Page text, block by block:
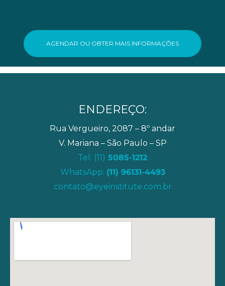
AGENDAR OU OBTER MAIS INFORMAÇÕES
ENDEREÇO:
Rua Vergueiro, 2087 – 8º andar
V. Mariana – São Paulo – SP
Tel: (11) 5085-1212
WhatsApp: (11) 96131-4493
contato@eyeinstitute.com.br